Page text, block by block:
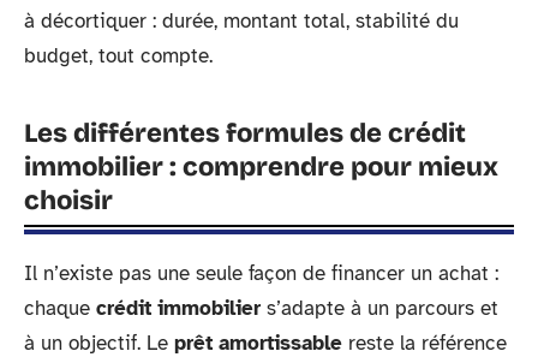
à décortiquer : durée, montant total, stabilité du
budget, tout compte.
Les différentes formules de crédit
immobilier : comprendre pour mieux
choisir
Il n’existe pas une seule façon de financer un achat :
chaque crédit immobilier s’adapte à un parcours et
à un objectif. Le prêt amortissable reste la référence